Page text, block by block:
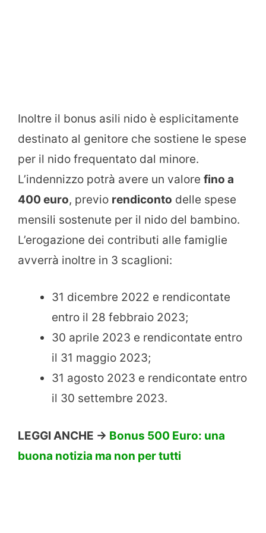
Inoltre il bonus asili nido è esplicitamente
destinato al genitore che sostiene le spese
per il nido frequentato dal minore.
L’indennizzo potrà avere un valore fino a
400 euro, previo rendiconto delle spese
mensili sostenute per il nido del bambino.
L’erogazione dei contributi alle famiglie
avverrà inoltre in 3 scaglioni:
31 dicembre 2022 e rendicontate
entro il 28 febbraio 2023;
30 aprile 2023 e rendicontate entro
il 31 maggio 2023;
31 agosto 2023 e rendicontate entro
il 30 settembre 2023.
LEGGI ANCHE -> Bonus 500 Euro: una
buona notizia ma non per tutti